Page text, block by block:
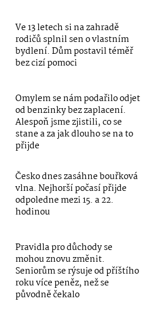
Ve 13 letech si na zahradě
rodičů splnil sen o vlastním
bydlení. Dům postavil téměř
bez cizí pomoci
Omylem se nám podařilo odjet
od benzinky bez zaplacení.
Alespoň jsme zjistili, co se
stane a za jak dlouho se na to
přijde
Česko dnes zasáhne bouřková
vlna. Nejhorší počasí přijde
odpoledne mezi 15. a 22.
hodinou
Pravidla pro důchody se
mohou znovu změnit.
Seniorům se rýsuje od příštího
roku více peněz, než se
původně čekalo